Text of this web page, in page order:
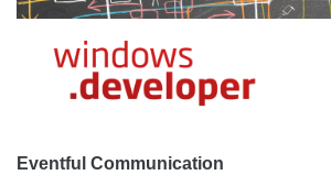
Eventful Communication